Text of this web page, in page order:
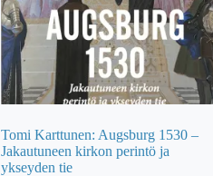
Tomi Karttunen: Augsburg 1530 –
Jakautuneen kirkon perintö ja
ykseyden tie